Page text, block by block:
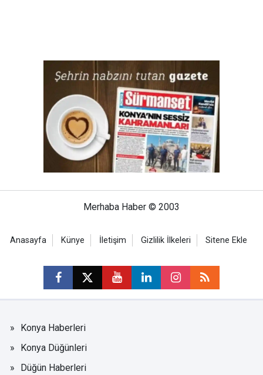
Merhaba Haber © 2003
Anasayfa Künye İletişim Gizlilik İlkeleri Sitene Ekle
Konya Haberleri
Konya Düğünleri
Düğün Haberleri